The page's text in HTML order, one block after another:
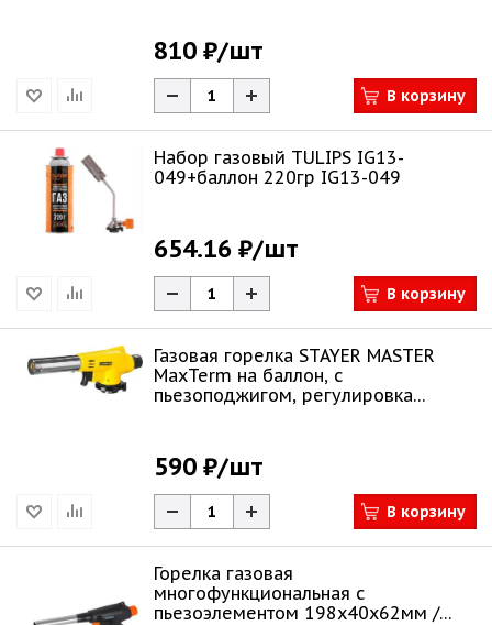
810 ₽/шт
В корзину
Набор газовый TULIPS IG13-
049+баллон 220гр IG13-049
654.16 ₽/шт
В корзину
Газовая горелка STAYER MASTER
MaxTerm на баллон, с
пьезоподжигом, регулировка
590 ₽/шт
В корзину
Горелка газовая
многофункциональная с
пьезоэлементом 198х40х62мм /